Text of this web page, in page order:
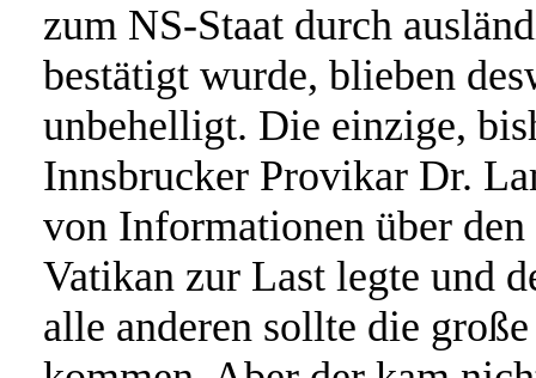
zum NS-Staat durch
bestätigt wurde, blieben
unbehelligt. Die einzige,
Innsbrucker Provikar Dr.
von Informationen über
Vatikan zur Last legte und
alle anderen sollte die